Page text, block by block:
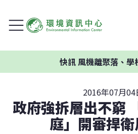
風機離聚落、學校過
2016年07月04
政府強拆層出不窮
庭」開審捍